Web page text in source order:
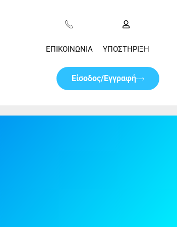
ΕΠΙΚΟΙΝΩΝΊΑ ΥΠΟΣΤΉΡΙΞΗ
Είσοδος/Εγγραφή